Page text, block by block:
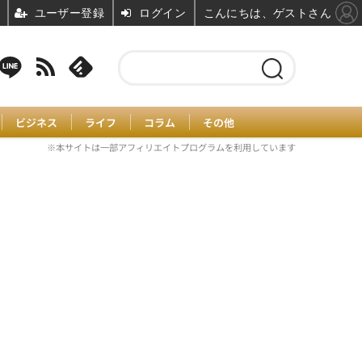
ビジネス ライフ コラム その他
※本サイトは一部アフィリエイトプログラムを利用しています
ユーザー登録 ログイン こんにちは、ゲストさん